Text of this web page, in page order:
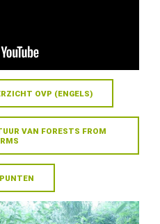
OVP (ENGELS)
VAN FORESTS FROM